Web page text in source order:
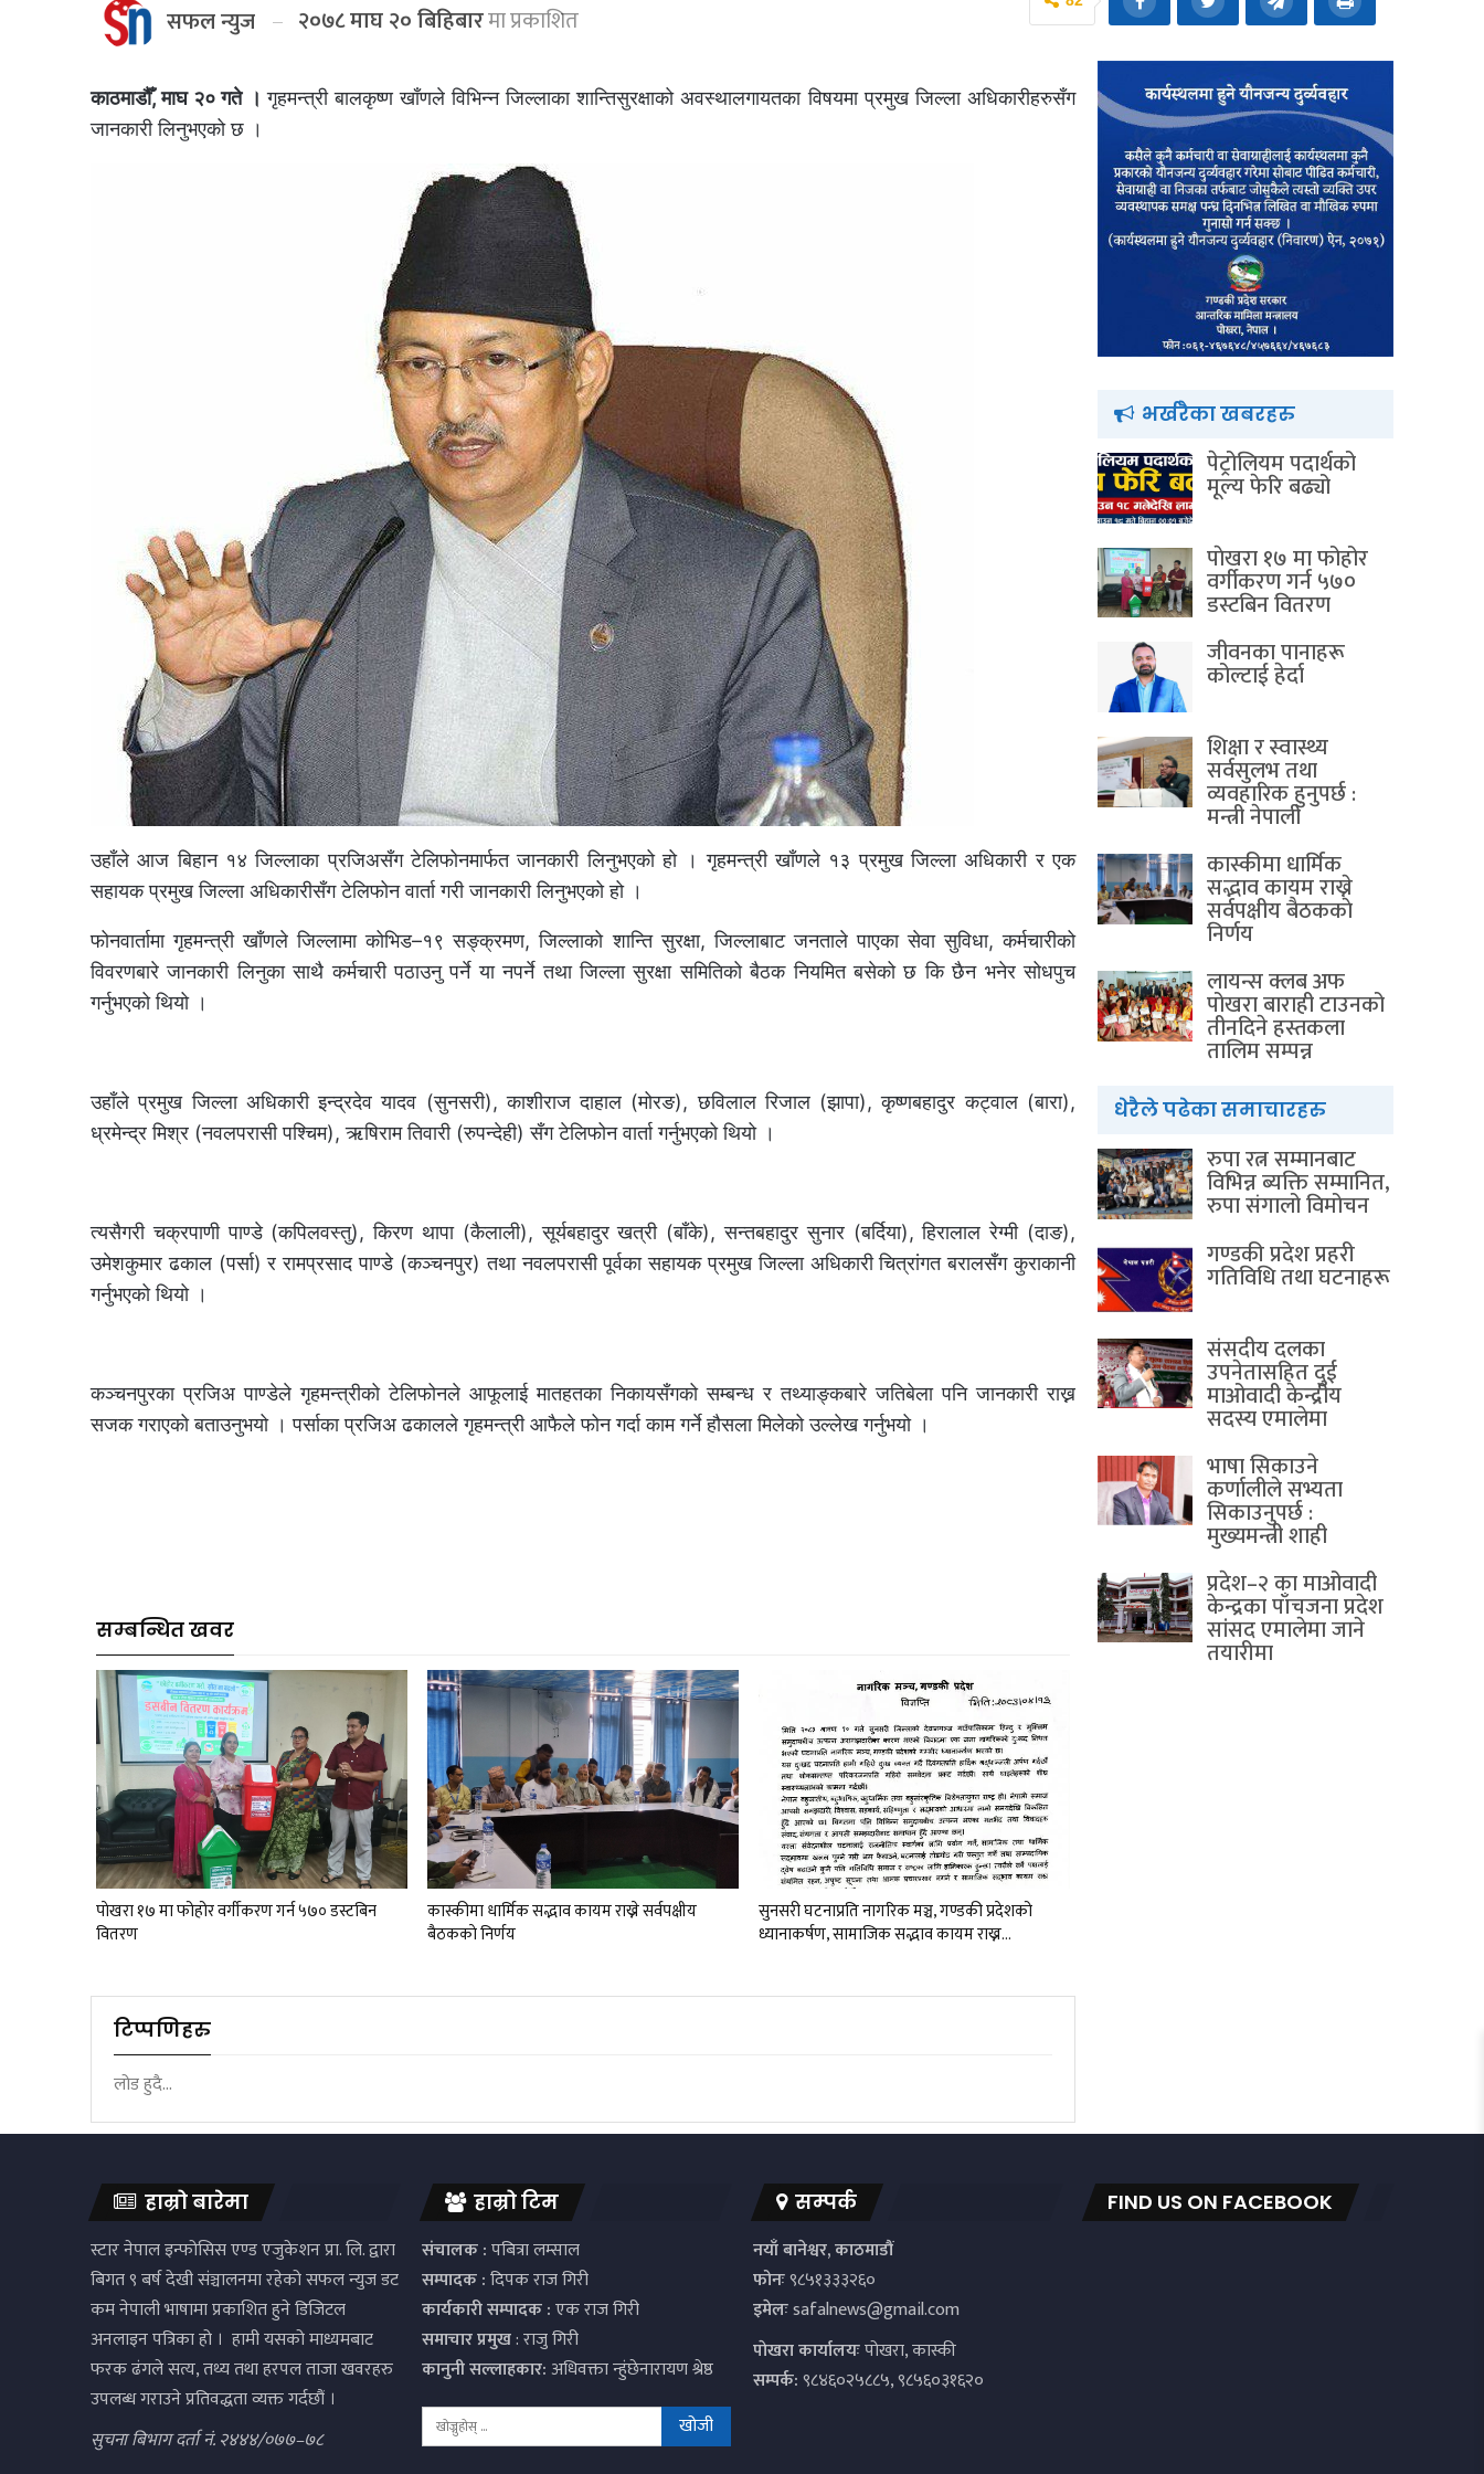
सफल न्युज २०७८ माघ २० बिहिबारमा प्रकाशित
काठमाडौँ, माघ २० गते ।गृहमन्त्री बालकृष्ण खाँणले विभिन्न जिल्लाका शान्तिसुरक्षाको अवस्थालगायतका विषयमा प्रमुख जिल्ला अधिकारीहरुसँग
जानकारी लिनुभएको छ ।
उहाँले आज बिहान १४ जिल्लाका प्रजिअसँग टेलिफोनमार्फत जानकारी लिनुभएको हो । गृहमन्त्री खाँणले १३ प्रमुख जिल्ला अधिकारी र एक
सहायक प्रमुख जिल्ला अधिकारीसँग टेलिफोन वार्ता गरी जानकारी लिनुभएको हो ।
फोनवार्तामा गृहमन्त्री खाँणले जिल्लामा कोभिड–१९ सङ्क्रमण, जिल्लाको शान्ति सुरक्षा, जिल्लाबाट जनताले पाएका सेवा सुविधा, कर्मचारीको
विवरणबारे जानकारी लिनुका साथै कर्मचारी पठाउनु पर्ने या नपर्ने तथा जिल्ला सुरक्षा समितिको बैठक नियमित बसेको छ कि छैन भनेर सोधपुच
गर्नुभएको थियो ।
उहाँले प्रमुख जिल्ला अधिकारी इन्द्रदेव यादव (सुनसरी), काशीराज दाहाल (मोरङ), छविलाल रिजाल (झापा), कृष्णबहादुर कट्वाल (बारा),
ध्रमेन्द्र मिश्र (नवलपरासी पश्चिम), ऋषिराम तिवारी (रुपन्देही) सँग टेलिफोन वार्ता गर्नुभएको थियो ।
त्यसैगरी चक्रपाणी पाण्डे (कपिलवस्तु), किरण थापा (कैलाली), सूर्यबहादुर खत्री (बाँके), सन्तबहादुर सुनार (बर्दिया), हिरालाल रेग्मी (दाङ),
उमेशकुमार ढकाल (पर्सा) र रामप्रसाद पाण्डे (कञ्चनपुर) तथा नवलपरासी पूर्वका सहायक प्रमुख जिल्ला अधिकारी चित्रांगत बरालसँग कुराकानी
गर्नुभएको थियो ।
कञ्चनपुरका प्रजिअ पाण्डेले गृहमन्त्रीको टेलिफोनले आफूलाई मातहतका निकायसँगको सम्बन्ध र तथ्याङ्कबारे जतिबेला पनि जानकारी राख्न
सजक गराएको बताउनुभयो । पर्साका प्रजिअ ढकालले गृहमन्त्री आफैले फोन गर्दा काम गर्ने हौसला मिलेको उल्लेख गर्नुभयो ।
सम्बन्धित खवर
पाेखरा १७ मा फोहोर वर्गीकरण गर्न ५७० डस्टबिन
वितरण
कास्कीमा धार्मिक सद्भाव कायम राख्ने सर्वपक्षीय
बैठककाे निर्णय
सुनसरी घटनाप्रति नागरिक मञ्च, गण्डकी प्रदेशको
ध्यानाकर्षण, सामाजिक सद्भाव कायम राख्न…
टिप्पणिहरु
लोड हुदै...
भर्खरैका खबरहरु
पेट्रोलियम पदार्थको
मूल्य फेरि बढ्यो
पाेखरा १७ मा फोहोर
वर्गीकरण गर्न ५७०
डस्टबिन वितरण
जीवनका पानाहरू
कोल्टाई हेर्दा
शिक्षा र स्वास्थ्य
सर्वसुलभ तथा
व्यवहारिक हुनुपर्छ :
मन्त्री नेपाली
कास्कीमा धार्मिक
सद्भाव कायम राख्ने
सर्वपक्षीय बैठककाे
निर्णय
लायन्स क्लब अफ
पोखरा बाराही टाउनको
तीनदिने हस्तकला
तालिम सम्पन्न
धेरैले पढेका समाचारहरु
रुपा रत्न सम्मानबाट
विभिन्न ब्यक्ति सम्मानित,
रुपा संगालो विमोचन
गण्डकी प्रदेश प्रहरी
गतिविधि तथा घटनाहरू
संसदीय दलका
उपनेतासहित दुई
माओवादी केन्द्रीय
सदस्य एमालेमा
भाषा सिकाउने
कर्णालीले सभ्यता
सिकाउनुपर्छ :
मुख्यमन्त्री शाही
प्रदेश–२ का माओवादी
केन्द्रका पाँचजना प्रदेश
सांसद एमालेमा जाने
तयारीमा
हाम्रो बारेमा
स्टार नेपाल इन्फोसिस एण्ड एजुकेशन प्रा. लि. द्वारा
बिगत ९ बर्ष देखी संञ्चालनमा रहेको सफल न्युज डट
कम नेपाली भाषामा प्रकाशित हुने डिजिटल
अनलाइन पत्रिका हो । हामी यसको माध्यमबाट
फरक ढंगले सत्य, तथ्य तथा हरपल ताजा खवरहरु
उपलब्ध गराउने प्रतिवद्धता व्यक्त गर्दछौं ।
सुचना बिभाग दर्ता नं. २४४४/०७७–७८
हाम्रो टिम
संचालक :पबित्रा लम्साल
सम्पादक :दिपक राज गिरी
कार्यकारी सम्पादक :एक राज गिरी
समाचार प्रमुख: राजु गिरी
कानुनी सल्लाहकार:अधिवक्ता न्हुंछेनारायण श्रेष्ठ
सम्पर्क
नयाँ बानेश्वर, काठमाडौं
फोनः९८५१३३३२६०
इमेलःsafalnews@gmail.com
पाेखरा कार्यालयःपोखरा, कास्की
सम्पर्क:९८४६०२५८८५, ९८५६०३१६२०
FIND US ON FACEBOOK